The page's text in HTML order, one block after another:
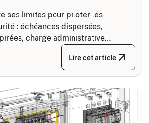
ses limites pour piloter les
: échéances dispersées,
charge administrative
comment structurer un suivi
un partenaire spécialisé comme
de gestion de formation (TMS).
Lire cet article